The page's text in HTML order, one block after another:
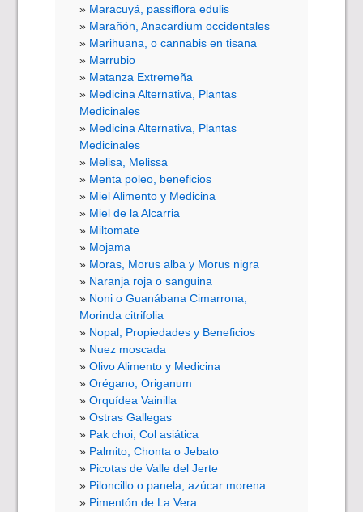
Maracuyá, passiflora edulis
Marañón, Anacardium occidentales
Marihuana, o cannabis en tisana
Marrubio
Matanza Extremeña
Medicina Alternativa, Plantas
Medicinales
Medicina Alternativa, Plantas
Medicinales
Melisa, Melissa
Menta poleo, beneficios
Miel Alimento y Medicina
Miel de la Alcarria
Miltomate
Mojama
Moras, Morus alba y Morus nigra
Naranja roja o sanguina
Noni o Guanábana Cimarrona,
Morinda citrifolia
Nopal, Propiedades y Beneficios
Nuez moscada
Olivo Alimento y Medicina
Orégano, Origanum
Orquídea Vainilla
Ostras Gallegas
Pak choi, Col asiática
Palmito, Chonta o Jebato
Picotas de Valle del Jerte
Piloncillo o panela, azúcar morena
Pimentón de La Vera